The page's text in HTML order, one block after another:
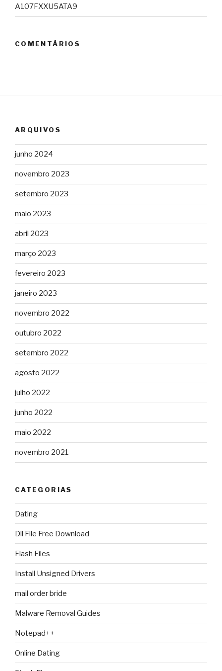
A107FXXU5ATA9
COMENTÁRIOS
ARQUIVOS
junho 2024
novembro 2023
setembro 2023
maio 2023
abril 2023
março 2023
fevereiro 2023
janeiro 2023
novembro 2022
outubro 2022
setembro 2022
agosto 2022
julho 2022
junho 2022
maio 2022
novembro 2021
CATEGORIAS
Dating
Dll File Free Download
Flash Files
Install Unsigned Drivers
mail order bride
Malware Removal Guides
Notepad++
Online Dating